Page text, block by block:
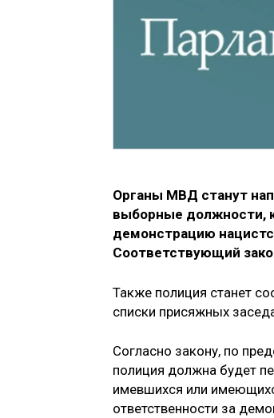
Органы МВД станут
выборные должности,
демонстрацию
Соответствующий
Также полиция станет
списки присяжных
Согласно закону, по
полиция должна будет
имевшихся или
ответственности за